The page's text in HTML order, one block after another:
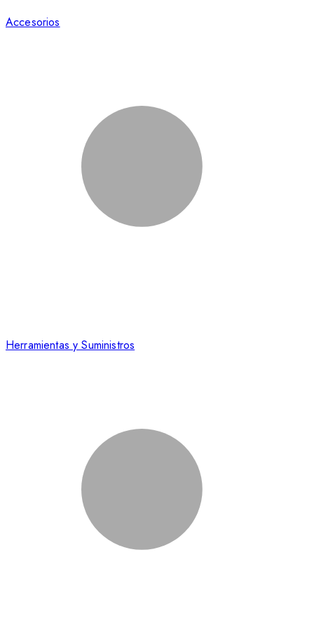
Accesorios
Herramientas y Suministros